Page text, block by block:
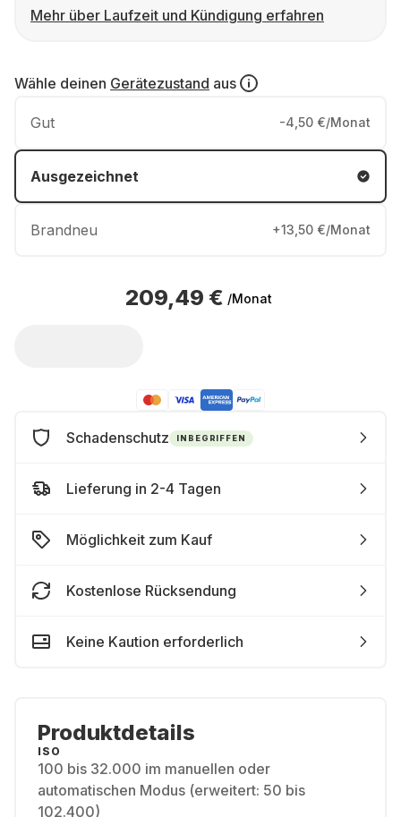
Mehr über Laufzeit und Kündigung erfahren
Wähle deinen Gerätezustand aus
Gut -4,50 €/Monat
Ausgezeichnet
Brandneu +13,50 €/Monat
209,49 € /Monat
Schadenschutz INBEGRIFFEN
Lieferung in 2-4 Tagen
Möglichkeit zum Kauf
Kostenlose Rücksendung
Keine Kaution erforderlich
Produktdetails
ISO
100 bis 32.000 im manuellen oder
automatischen Modus (erweitert: 50 bis
102.400)